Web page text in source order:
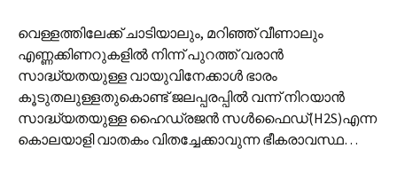
വെള്ളത്തിലേക്ക് ചാടിയാലും, മറിഞ്ഞ് വീണാലും
എണ്ണക്കിണറുകളില്‍ നിന്ന് പുറത്ത് വരാന്‍
സാദ്ധ്യതയുള്ള വായുവിനേക്കാള്‍ ഭാരം
കൂടുതലുള്ളതുകൊണ്ട് ജലപ്പരപ്പില്‍ വന്ന് നിറയാന്‍
സാദ്ധ്യതയുള്ള ഹൈഡ്രജന്‍ സള്‍ഫൈഡ്(H2S)എന്ന
കൊലയാളി വാതകം വിതച്ചേക്കാവുന്ന ഭീകരാവസ്ഥ…